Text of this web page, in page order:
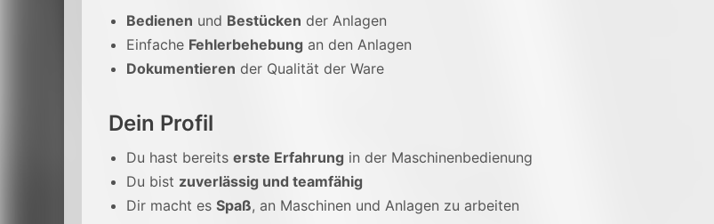
Bedienen und Bestücken der Anlagen
Einfache Fehlerbehebung an den Anlagen
Dokumentieren der Qualität der Ware
Dein Profil
Du hast bereits erste Erfahrung in der Maschinenbedienung
Du bist zuverlässig und teamfähig
Dir macht es Spaß, an Maschinen und Anlagen zu arbeiten